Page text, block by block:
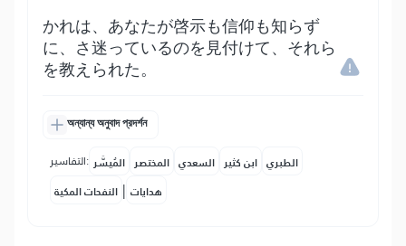
かれは、あなたが啓示も信仰も知らず
に、さ迷っているのを見付けて、それら
を教えられた。
অন্যান্য অনুবাদ প্রদর্শন
التفاسير: المُيسَّر المختصر السعدي ابن كثير الطبري
النفحات المكية | هدايات